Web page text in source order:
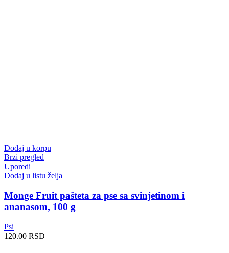
Dodaj u korpu
Brzi pregled
Uporedi
Dodaj u listu želja
Monge Fruit pašteta za pse sa svinjetinom i
ananasom, 100 g
Psi
120.00 RSD